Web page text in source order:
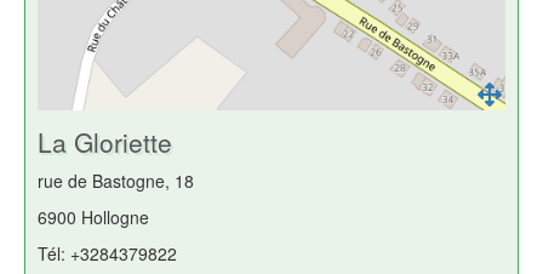
La Gloriette
rue de Bastogne, 18
6900 Hollogne
Tél: +3284379822